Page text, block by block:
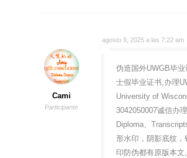
agosto 9, 2025 a las 7:22 am
Cami
Participante
伪造国外UWGB毕
士假毕业证书,办理
University of
3042050007诚信办
Diploma、
形水印，阴影底纹
印防伪都有原版本